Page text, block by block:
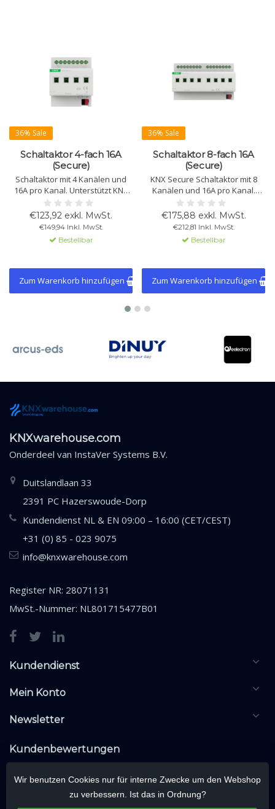
36% Sale
Schaltaktor 4-fach 16A
(Secure)
Schaltaktor mit 4 Kanälen und
16A pro Kanal. Unterstützt KNX
Secure-Kommunikation.
Geeignet für Licht, Heizung und
Signalisierung. Mit manueller
Bedienung und Logikfunktionen.
€123,92 exkl. MwSt.
€149,94 Inkl. MwSt.
Bestellbar
Zum Warenkorb hinzufügen
36% Sale
Schaltaktor 8-fach 16A
(Secure)
KNX Secure Schaltaktor mit 8
Kanälen und 16A pro Kanal.
Geeignet für Beleuchtung,
Heizung und Signale. Unterstützt
manuelle Steuerung,
Zeitfunktionen und Logik.
€175,88 exkl. MwSt.
€212,81 Inkl. MwSt.
Bestellbar
Zum Warenkorb hinzufügen
KNXwarehouse.com
Onderdeel van InstaVer Systems B.V.
Duitslandlaan 33
2391 PC Hazerswoude-Dorp
Kundendienst NL & EN 09:00 – 16:00 (CET/CEST)
+31 (0) 85 - 023 9075
info@knxwarehouse.com
Register NR: 28071131
MwSt.-Nummer: NL801715477B01
Kundendienst
Mein Konto
Newsletter
Kundenbewertungen
Wir benutzen Cookies nur für interne Zwecke um den Webshop
zu verbessern. Ist das in Ordnung?